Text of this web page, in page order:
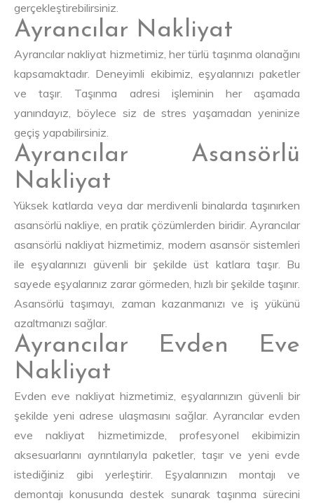
gerçekleştirebilirsiniz.
Ayrancılar Nakliyat
Ayrancılar nakliyat hizmetimiz, her türlü taşınma olanağını
kapsamaktadır. Deneyimli ekibimiz, eşyalarınızı paketler
ve taşır. Taşınma adresi işleminin her aşamada
yanındayız, böylece siz de stres yaşamadan yeninize
geçiş yapabilirsiniz.
Ayrancılar Asansörlü
Nakliyat
Yüksek katlarda veya dar merdivenli binalarda taşınırken
asansörlü nakliye, en pratik çözümlerden biridir. Ayrancılar
asansörlü nakliyat hizmetimiz, modern asansör sistemleri
ile eşyalarınızı güvenli bir şekilde üst katlara taşır. Bu
sayede eşyalarınız zarar görmeden, hızlı bir şekilde taşınır.
Asansörlü taşımayı, zaman kazanmanızı ve iş yükünü
azaltmanızı sağlar.
Ayrancılar Evden Eve
Nakliyat
Evden eve nakliyat hizmetimiz, eşyalarınızın güvenli bir
şekilde yeni adrese ulaşmasını sağlar. Ayrancılar evden
eve nakliyat hizmetimizde, profesyonel ekibimizin
aksesuarlarını ayrıntılarıyla paketler, taşır ve yeni evde
istediğiniz gibi yerleştirir. Eşyalarınızın montajı ve
demontajı konusunda destek sunarak taşınma sürecini